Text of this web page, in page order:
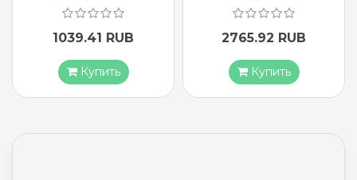
1039.41 RUB
Купить
2765.92 RUB
Купить